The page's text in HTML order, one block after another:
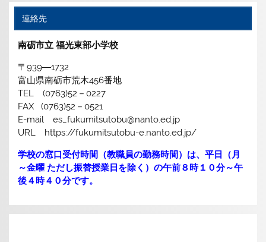
イ
連絡先
南砺市立 福光東部小学校
〒939―1732
富山県南砺市荒木456番地
TEL (0763)52－0227
FAX (0763)52－0521
E-mail es_fukumitsutobu@nanto.ed.jp
URL https://fukumitsutobu-e.nanto.ed.jp/
学校の窓口受付時間（教職員の勤務時間）は、平日（月
～金曜 ただし振替授業日を除く）の午前８時１０分～午
後４時４０分です。